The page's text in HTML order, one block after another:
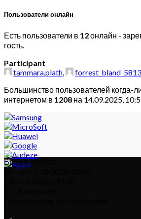
Пользователи онлайн
Есть пользователи в 12онлайн -
гость.
Participant
tammara.plath, forrest_bland_5813
Большинство пользователей когда-
интернетом в 1208 на 14.09.2025,
Время работы:
Пн – Пт: с 10:00 до 20:00